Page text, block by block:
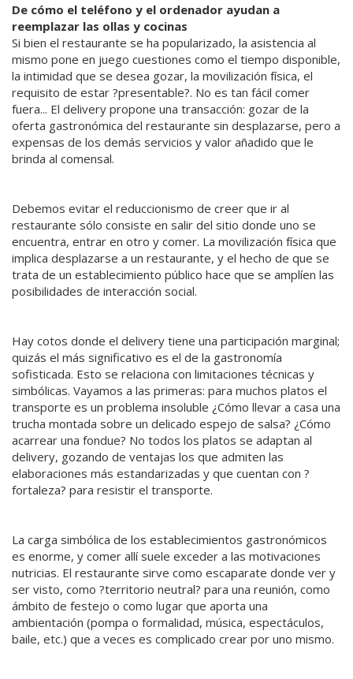
De cómo el teléfono y el ordenador ayudan a
reemplazar las ollas y cocinas
Si bien el restaurante se ha popularizado, la asistencia al
mismo pone en juego cuestiones como el tiempo disponible,
la intimidad que se desea gozar, la movilización física, el
requisito de estar ?presentable?. No es tan fácil comer
fuera... El delivery propone una transacción: gozar de la
oferta gastronómica del restaurante sin desplazarse, pero a
expensas de los demás servicios y valor añadido que le
brinda al comensal.
Debemos evitar el reduccionismo de creer que ir al
restaurante sólo consiste en salir del sitio donde uno se
encuentra, entrar en otro y comer. La movilización física que
implica desplazarse a un restaurante, y el hecho de que se
trata de un establecimiento público hace que se amplíen las
posibilidades de interacción social.
Hay cotos donde el delivery tiene una participación marginal;
quizás el más significativo es el de la gastronomía
sofisticada. Esto se relaciona con limitaciones técnicas y
simbólicas. Vayamos a las primeras: para muchos platos el
transporte es un problema insoluble ¿Cómo llevar a casa una
trucha montada sobre un delicado espejo de salsa? ¿Cómo
acarrear una fondue? No todos los platos se adaptan al
delivery, gozando de ventajas los que admiten las
elaboraciones más estandarizadas y que cuentan con ?
fortaleza? para resistir el transporte.
La carga simbólica de los establecimientos gastronómicos
es enorme, y comer allí suele exceder a las motivaciones
nutricias. El restaurante sirve como escaparate donde ver y
ser visto, como ?territorio neutral? para una reunión, como
ámbito de festejo o como lugar que aporta una
ambientación (pompa o formalidad, música, espectáculos,
baile, etc.) que a veces es complicado crear por uno mismo.